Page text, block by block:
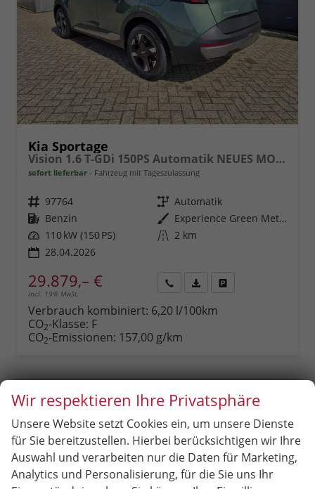
Kia Sportage
Vision 1.6 T-GDi 150PS Automatik NEUES MODELL MY26 FACELIFT Sitzheizung Lenkradheizung Klimaautomatik Navi Bluetooth Touchscreen Apple CarPlay Android Auto PDC v+h 17"LM Rückf.Kamera ACC 2x Keyless
sofort lieferbar Fahrzeug mit Tageszulassung
Fahrzeugnr. 97764 Getriebe Automatik
Kraftstoff Benzin Außenfarbe
Experience Green Metallic
Leistung 110 kW (150 PS) Kilometerstand 2 km
28.04.2026
29.879,– €
incl. 19% MwSt.
anfordern
Datei,
Verbrauch kombiniert: 6,20 l/100km
CO2-Klasse: F
CO2-Emissionen: 157,00 g/km
Wir respektieren Ihre Privatsphäre
Unsere Website setzt Cookies ein, um unsere Dienste
für Sie bereitzustellen. Hierbei berücksichtigen wir Ihre
Auswahl und verarbeiten nur die Daten für Marketing,
Analytics und Personalisierung, für die Sie uns Ihr